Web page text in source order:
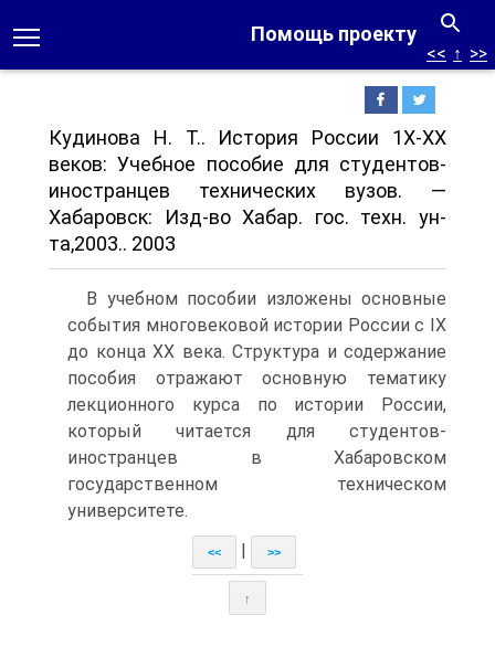
Помощь проекту
<< ↑ >>
Кудинова Н. Т.. История России 1Х-ХХ
веков: Учебное пособие для студентов-
иностранцев технических вузов. —
Хабаровск: Изд-во Хабар. гос. техн. ун-
та,2003.. 2003
В учебном пособии изложены основные
события многовековой истории России с IX
до конца XX века. Структура и содержание
пособия отражают основную тематику
лекционного курса по истории России,
который читается для студентов-
иностранцев в Хабаровском
государственном техническом
университете.
<< >>
↑